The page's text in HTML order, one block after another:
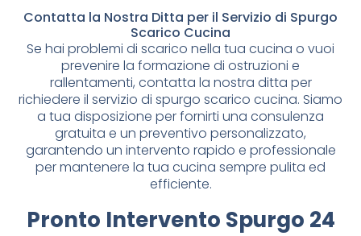
Contatta la Nostra Ditta per il Servizio di Spurgo
Scarico Cucina
Se hai problemi di scarico nella tua cucina o vuoi
prevenire la formazione di ostruzioni e
rallentamenti, contatta la nostra ditta per
richiedere il servizio di spurgo scarico cucina. Siamo
a tua disposizione per fornirti una consulenza
gratuita e un preventivo personalizzato,
garantendo un intervento rapido e professionale
per mantenere la tua cucina sempre pulita ed
efficiente.
Pronto Intervento Spurgo 24